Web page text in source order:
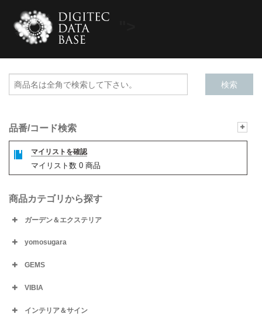
品番/コード検索
マイリストを確認
マイリスト数 0 商品
商品カテゴリから探す
ガーデン＆エクステリア
yomosugara
GEMS
VIBIA
インテリア＆サイン